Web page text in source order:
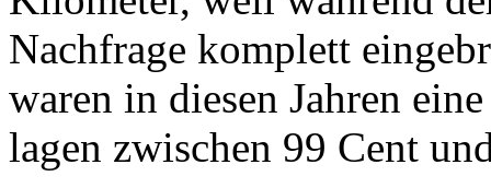
Nachfrage komplett
waren in diesen Jahren
lagen zwischen 99 Cent